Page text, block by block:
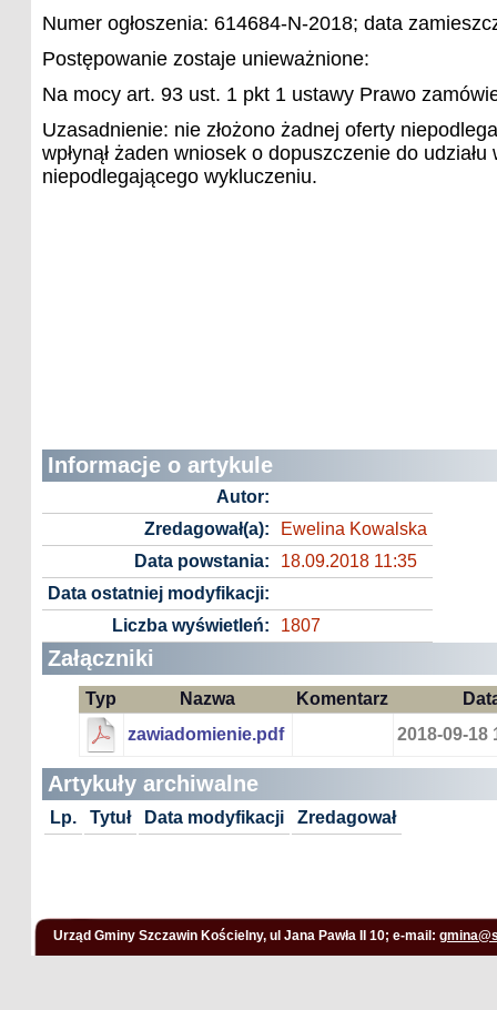
Numer ogłoszenia: 614684-N-2018; data
Postępowanie zostaje unieważnione:
Na mocy art. 93 ust. 1 pkt 1 ustawy Prawo
Uzasadnienie: nie złożono żadnej oferty
wpłynął żaden wniosek o dopuszczenie do
niepodlegającego wykluczeniu.
Informacje o artykule
Autor:
Zredagował(a):
Ewelina Kowalska
Data powstania:
18.09.2018 11:35
Data ostatniej modyfikacji:
Liczba wyświetleń:
1807
Załączniki
Typ Nazwa Komentarz
zawiadomienie.pdf
2018-09-18
Artykuły archiwalne
Lp. Tytuł Data modyfikacji Zredagował
Urząd Gminy Szczawin Kościelny, ul Jana Pawła II 10; e-mail: